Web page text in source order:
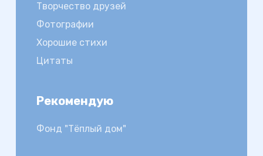
Творчество друзей
Фотографии
Хорошие стихи
Цитаты
Рекомендую
Фонд "Тёплый дом"